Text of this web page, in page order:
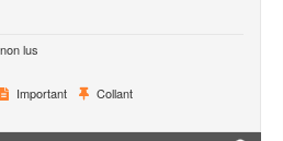
lus
Important
Collant